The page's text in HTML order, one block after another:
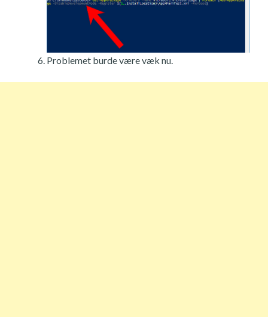
Problemet burde være væk nu.